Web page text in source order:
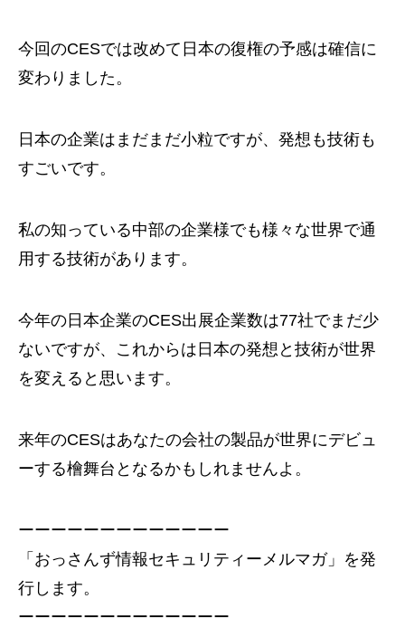
今回のCESでは改めて日本の復権の予感は確信に
変わりました。
日本の企業はまだまだ小粒ですが、発想も技術も
すごいです。
私の知っている中部の企業様でも様々な世界で通
用する技術があります。
今年の日本企業のCES出展企業数は77社でまだ少
ないですが、これからは日本の発想と技術が世界
を変えると思います。
来年のCESはあなたの会社の製品が世界にデビュ
ーする檜舞台となるかもしれませんよ。
ーーーーーーーーーーーーー
「おっさんず情報セキュリティーメルマガ」を発
行します。
ーーーーーーーーーーーーー